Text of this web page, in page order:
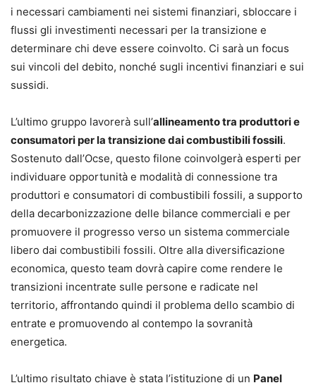
i necessari cambiamenti nei sistemi finanziari, sbloccare i
flussi gli investimenti necessari per la transizione e
determinare chi deve essere coinvolto. Ci sarà un focus
sui vincoli del debito, nonché sugli incentivi finanziari e sui
sussidi.
L’ultimo gruppo lavorerà sull’allineamento tra produttori e
consumatori per la transizione dai combustibili fossili.
Sostenuto dall’Ocse, questo filone coinvolgerà esperti per
individuare opportunità e modalità di connessione tra
produttori e consumatori di combustibili fossili, a supporto
della decarbonizzazione delle bilance commerciali e per
promuovere il progresso verso un sistema commerciale
libero dai combustibili fossili. Oltre alla diversificazione
economica, questo team dovrà capire come rendere le
transizioni incentrate sulle persone e radicate nel
territorio, affrontando quindi il problema dello scambio di
entrate e promuovendo al contempo la sovranità
energetica.
L’ultimo risultato chiave è stata l’istituzione di un Panel